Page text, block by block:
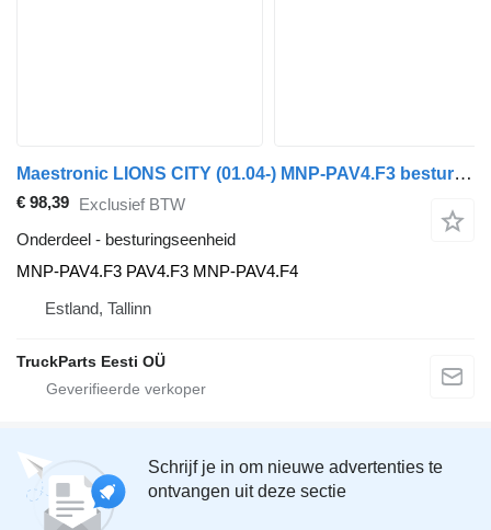
Maestronic LIONS CITY (01.04-) MNP-PAV4.F3 besturingseenheid voor MAN bus
€ 98,39 Exclusief BTW
Onderdeel - besturingseenheid
MNP-PAV4.F3 PAV4.F3 MNP-PAV4.F4
Estland, Tallinn
TruckParts Eesti OÜ
Schrijf je in om nieuwe advertenties te
ontvangen uit deze sectie